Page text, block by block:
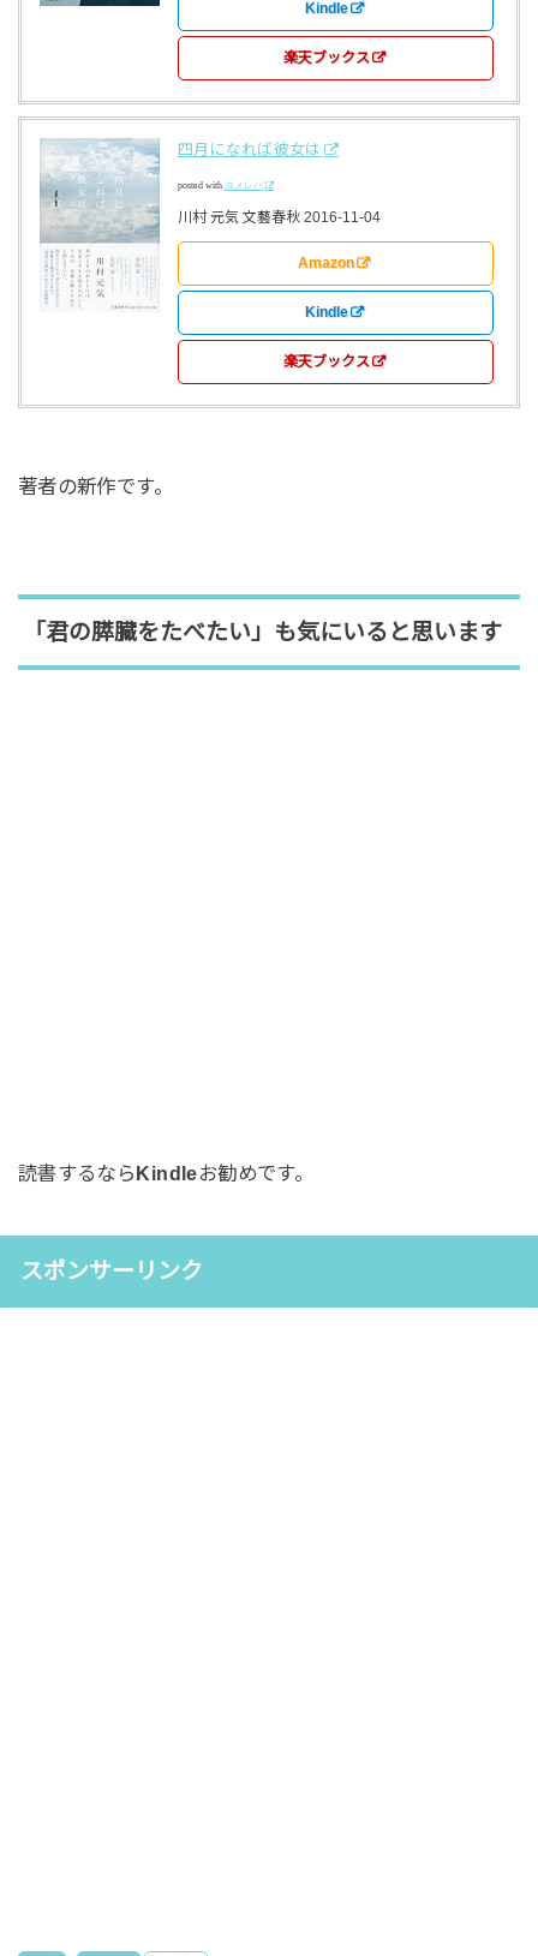
Kindle
楽天ブックス
四月になれば彼女は
posted with ヨメレバ
川村 元気 文藝春秋 2016-11-04
Amazon
Kindle
楽天ブックス
著者の新作です。
「君の膵臓をたべたい」も気にいると思います
読書するならKindleお勧めです。
スポンサーリンク